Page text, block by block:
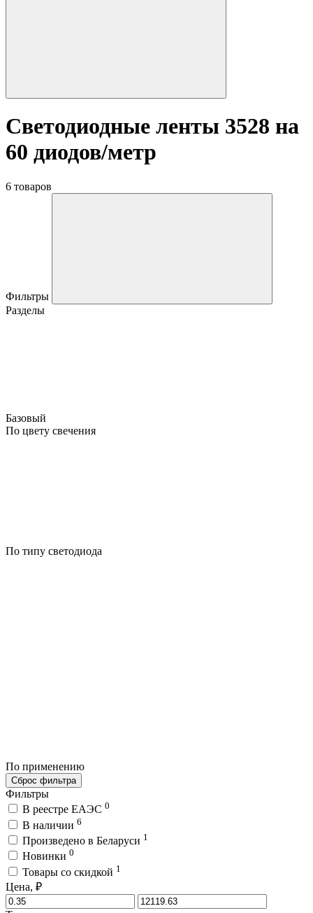
Светодиодные ленты 3528 на
60 диодов/метр
6 товаров
Фильтры
Разделы
Базовый
По цвету свечения
По типу светодиода
По применению
Сброс фильтра
Фильтры
В реестре ЕАЭС 0
В наличии 6
Произведено в Беларуси 1
Новинки 0
Товары со скидкой 1
Цена, ₽